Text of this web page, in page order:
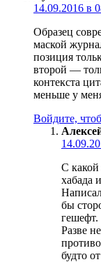
14.09.2016 в
Образец
маской
позиция
второй —
контекста
меньше у
Войдите,
С какой
хабада
бы
гешефт.
Разве
будто